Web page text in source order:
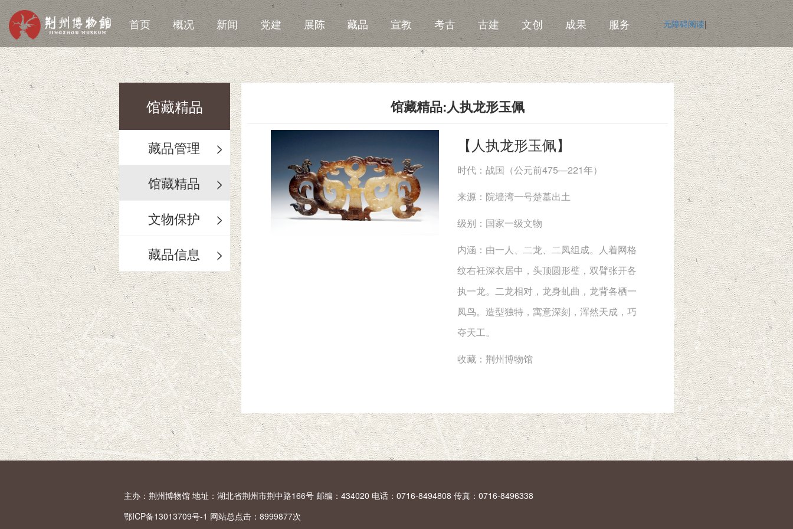
首页 概况 新闻 党建 展陈 藏品 宣教 考古 古建 文创 成果 服务 无障碍阅读|
馆藏精品
藏品管理
>
馆藏精品
>
文物保护
>
藏品信息
>
馆藏精品:人执龙形玉佩
【人执龙形玉佩】
时代：战国（公元前475—221年）
来源：院墙湾一号楚墓出土
级别：国家一级文物
内涵：由一人、二龙、二凤组成。人着网格
纹右衽深衣居中，头顶圆形璧，双臂张开各
执一龙。二龙相对，龙身虬曲，龙背各栖一
凤鸟。造型独特，寓意深刻，浑然天成，巧
夺天工。
收藏：荆州博物馆
主办：荆州博物馆 地址：湖北省荆州市荆中路166号 邮编：434020 电话：0716-8494808 传真：0716-8496338
鄂ICP备13013709号-1 网站总点击： 8999877次